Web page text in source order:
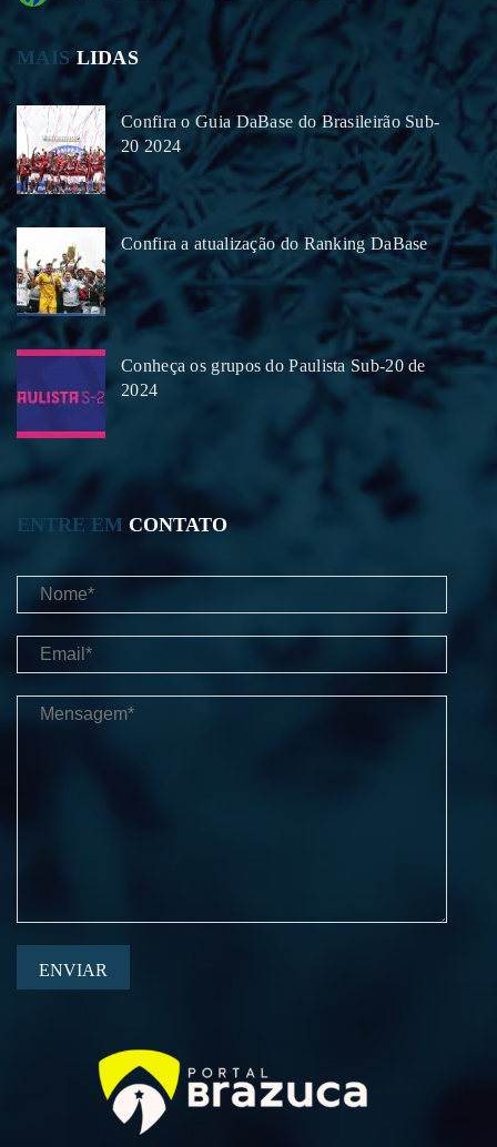
MAISLIDAS
Confira o Guia DaBase do Brasileirão Sub-
20 2024
Confira a atualização do Ranking DaBase
Conheça os grupos do Paulista Sub-20 de
2024
ENTRE EM CONTATO
ENVIAR